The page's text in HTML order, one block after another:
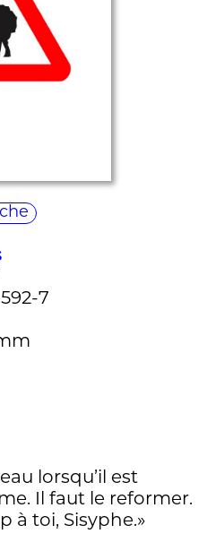
7
lorsqu’il est
Il faut le reformer.
à toi, Sisyphe.»